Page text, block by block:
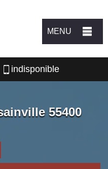
MENU
indisponible
55400